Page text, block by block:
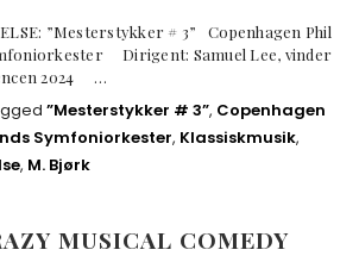
”Mesterstykker # 3” Copenhagen Phil
Dirigent: Samuel Lee, vinder
2024 …
”Mesterstykker # 3”, Copenhagen
Symfoniorkester, Klassiskmusik,
, M. Bjørk
MUSICAL COMEDY